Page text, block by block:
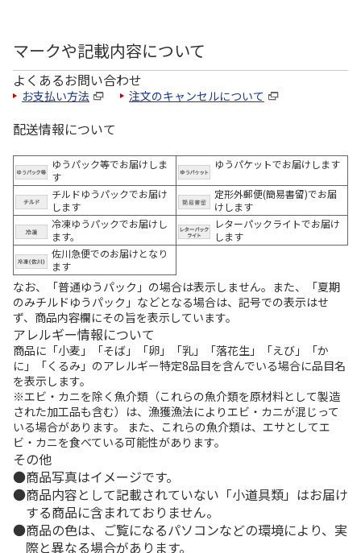
マークや記載内容について
よくあるお問い合わせ
お支払い方法 注文のキャンセルについて
配送情報について
ゆうパック等でお届けしま
す
ゆうパケットでお届けします
チルドゆうパックでお届け
します
定形外郵便(簡易書留)でお届
けします
冷凍ゆうパックでお届けし
ます。
レターパックライトでお届け
します
佐川急便でのお届けとなり
ます
なお、「普通ゆうパック」の場合は表示しません。また、「夏期
のみチルドゆうパック」などとなる場合は、記号での表示はせ
ず、商品内容欄にその旨を表示しています。
アレルギー情報について
商品に「小麦」「そば」「卵」「乳」「落花生」「えび」「か
に」「くるみ」のアレルギー特定8品目を含んでいる場合に品目名
を表示します。
※エビ・カニを除く魚介類（これらの魚介類を原材料として製造
された加工品も含む）は、漁獲漁法によりエビ・カニが混じって
いる場合があります。 また、これらの魚介類は、エサとしてエ
ビ・カニを食べている可能性があります。
その他
商品写真はイメージです。
商品内容として記載されていない「小道具類」はお届け
する商品に含まれておりません。
商品の色は、ご覧になるパソコンなどの環境により、実
際と異なる場合があります。